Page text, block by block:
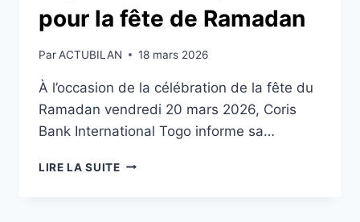
pour la fête de Ramadan
ParACTUBILAN 18 mars 2026
À l’occasion de la célébration de la fête du
Ramadan vendredi 20 mars 2026, Coris
Bank International Togo informe sa…
LIRE LA SUITECORIS